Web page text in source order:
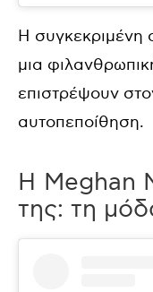
Η συγκεκριμένη
μια
επιστρέψουν
αυτοπεποίθηση.
Η Meghan
της: τη